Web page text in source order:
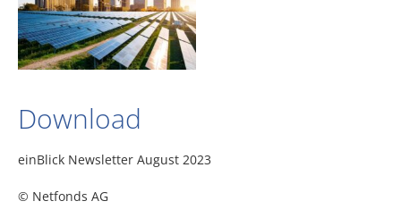
Download
einBlick Newsletter August 2023
© Netfonds AG